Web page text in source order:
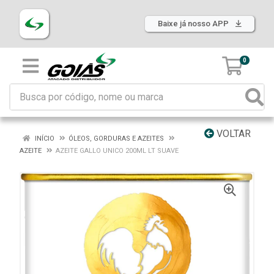
Baixe já nosso APP
0
VOLTAR
INÍCIO
ÓLEOS, GORDURAS E AZEITES
AZEITE
AZEITE GALLO UNICO 200ML LT SUAVE